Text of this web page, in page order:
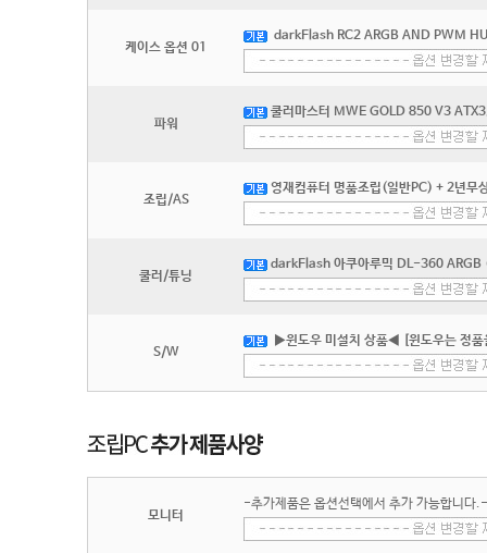
케이스 옵션 01
darkFlash RC2 ARGB AND PWM
파워
쿨러마스터 MWE GOLD 850 V3
조립/AS
영재컴퓨터 명품조립(일반PC) + 2년무
쿨러/튜닝
darkFlash 아쿠아루믹 DL-360 ARGB
S/W
▶윈도우 미설치 상품◀ [윈도우는 정
모니터
-추가제품은 옵션선택에서 추가 가능합니다.-